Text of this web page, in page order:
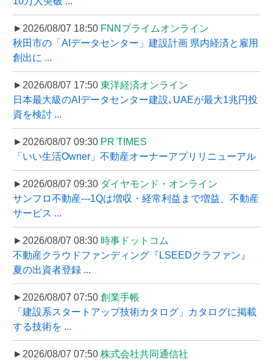
►2026/08/07 18:50 FNNプライムオンライン
秋田市の「AIデータセンター」建設計画 県内経済と雇用
創出に ...
►2026/08/07 17:50 東洋経済オンライン
日本最大級のAIデータセンター建設､UAEが最大1兆円投
資を検討 ...
►2026/08/07 09:30 PR TIMES
「いい生活Owner」不動産オーナーアプリリニューアル
►2026/08/07 09:30 ダイヤモンド・オンライン
サンフロ不動産---1Qは増収・経常利益まで増益、不動産
サービス ...
►2026/08/07 08:30 時事ドットコム
不動産クラウドファンディング『LSEEDクラファン』
夏の出資者登録 ...
►2026/08/07 07:50 創業手帳
「建設系スタートアップ技術カタログ」カタログに掲載
する技術を ...
►2026/08/07 07:50 株式会社共同通信社